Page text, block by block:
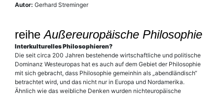
Autor: Gerhard Streminger
reiheAußereuropäische Philosophie
Interkulturelles Philosophieren?
Die seit circa 200 Jahren bestehende wirtschaftliche und politische
Dominanz Westeuropas hat es auch auf dem Gebiet der Philosophie
mit sich gebracht, dass Philosophie gemeinhin als „abendländisch“
betrachtet wird, und das nicht nur in Europa und Nordamerika.
Ähnlich wie das weibliche Denken wurden nichteuropäische